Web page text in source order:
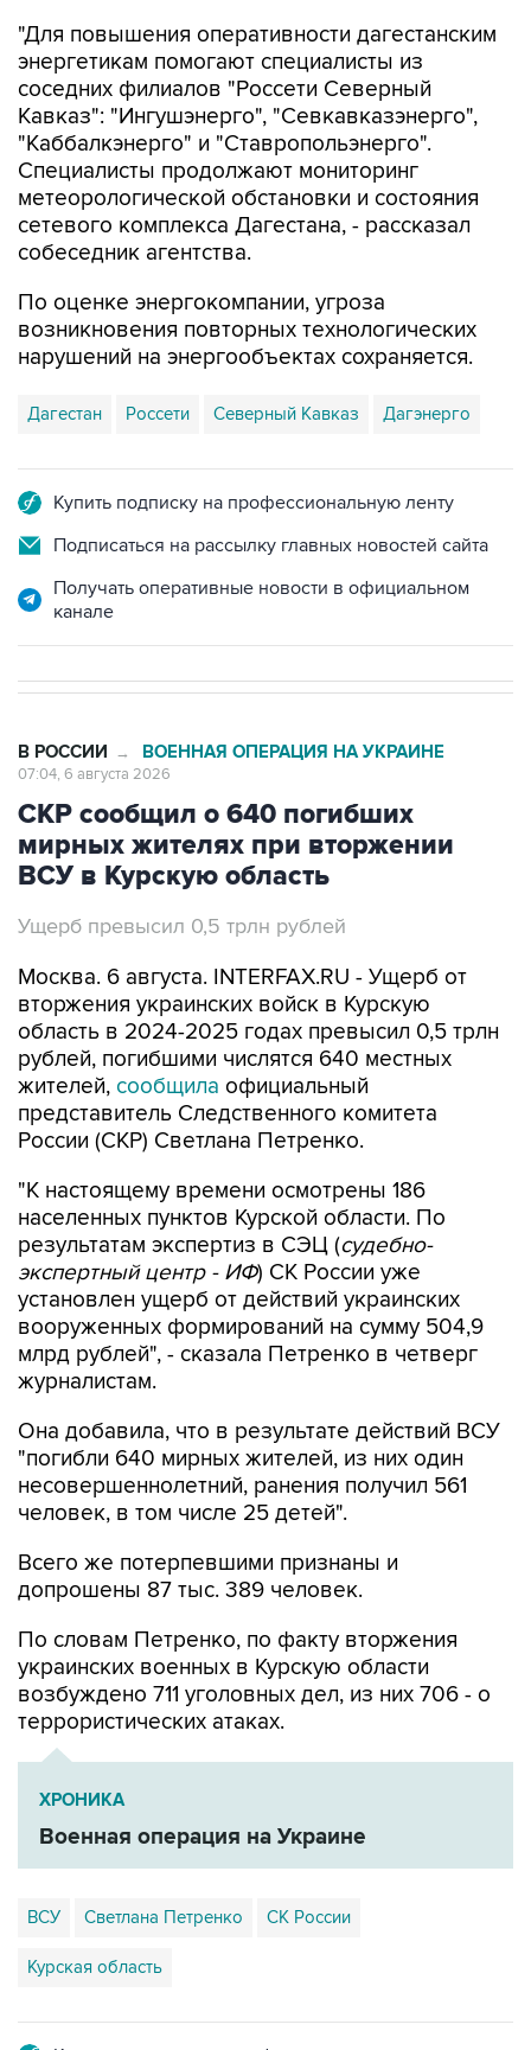
"Для повышения оперативности дагестанским
энергетикам помогают специалисты из
соседних филиалов "Россети Северный
Кавказ": "Ингушэнерго", "Севкавказэнерго",
"Каббалкэнерго" и "Ставропольэнерго".
Специалисты продолжают мониторинг
метеорологической обстановки и состояния
сетевого комплекса Дагестана, - рассказал
собеседник агентства.
По оценке энергокомпании, угроза
возникновения повторных технологических
нарушений на энергообъектах сохраняется.
Дагестан Россети Северный Кавказ Дагэнерго
Купить подписку на профессиональную ленту
Подписаться на рассылку главных новостей сайта
Получать оперативные новости в официальном
канале
В РОССИИ → ВОЕННАЯ ОПЕРАЦИЯ НА УКРАИНЕ
07:04, 6 августа 2026
СКР сообщил о 640 погибших
мирных жителях при вторжении
ВСУ в Курскую область
Ущерб превысил 0,5 трлн рублей
Москва. 6 августа. INTERFAX.RU - Ущерб от
вторжения украинских войск в Курскую
область в 2024-2025 годах превысил 0,5 трлн
рублей, погибшими числятся 640 местных
жителей, сообщила официальный
представитель Следственного комитета
России (СКР) Светлана Петренко.
"К настоящему времени осмотрены 186
населенных пунктов Курской области. По
результатам экспертиз в СЭЦ (судебно-
экспертный центр - ИФ) СК России уже
установлен ущерб от действий украинских
вооруженных формирований на сумму 504,9
млрд рублей", - сказала Петренко в четверг
журналистам.
Она добавила, что в результате действий ВСУ
"погибли 640 мирных жителей, из них один
несовершеннолетний, ранения получил 561
человек, в том числе 25 детей".
Всего же потерпевшими признаны и
допрошены 87 тыс. 389 человек.
По словам Петренко, по факту вторжения
украинских военных в Курскую области
возбуждено 711 уголовных дел, из них 706 - о
террористических атаках.
ХРОНИКА
Военная операция на Украине
ВСУ Светлана Петренко СК России
Курская область